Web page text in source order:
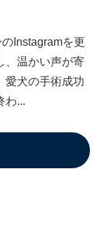
Instagramを更
、温かい声が寄
愛犬の手術成功
わ...